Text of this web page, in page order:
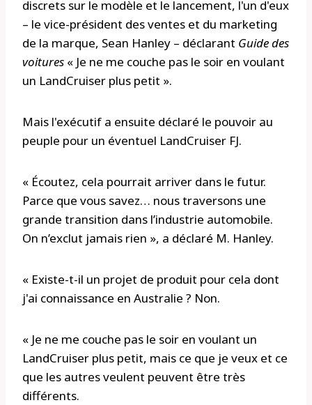
discrets sur le modèle et le lancement, l'un d'eux
– le vice-président des ventes et du marketing
de la marque, Sean Hanley – déclarant Guide des
voitures « Je ne me couche pas le soir en voulant
un LandCruiser plus petit ».
Mais l'exécutif a ensuite déclaré le pouvoir au
peuple pour un éventuel LandCruiser FJ.
« Écoutez, cela pourrait arriver dans le futur.
Parce que vous savez… nous traversons une
grande transition dans l’industrie automobile.
On n’exclut jamais rien », a déclaré M. Hanley.
« Existe-t-il un projet de produit pour cela dont
j'ai connaissance en Australie ? Non.
« Je ne me couche pas le soir en voulant un
LandCruiser plus petit, mais ce que je veux et ce
que les autres veulent peuvent être très
différents.